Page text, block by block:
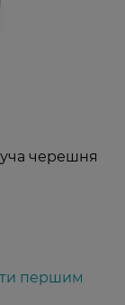
черешня
першим